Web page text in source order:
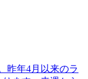
昨年4月以来のラ